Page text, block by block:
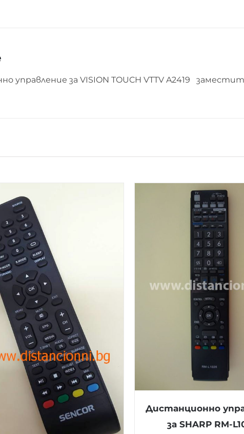
управление за VISION TOUCH VTTV A2419
Дистанционно
за SHARP RM-